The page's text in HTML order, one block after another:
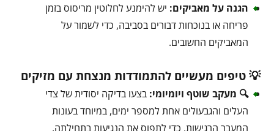
הגנה על מאביקים: יש להימנע לחלוטין מריסוס בזמן
פריחה או בנוכחות דבורים בסביבה, כדי לשמור על
המאביקים החשובים.
💡 טיפים מעשיים להתמודדות מנצחת עם מזיקים
🔍 מעקב שוטף ויומיומי: בצעו בדיקה יסודית של צדי
העלים והגבעולים אחת למספר ימים, במיוחד בעונות
המעבר הרגישות, כדי לתפוס את הנגיעות בתחילתה.